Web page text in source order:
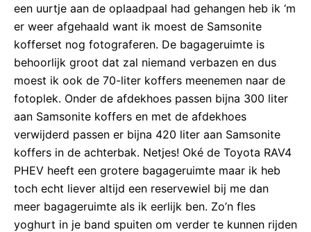
een uurtje aan de oplaadpaal had gehangen heb ik ‘m
er weer afgehaald want ik moest de Samsonite
kofferset nog fotograferen. De bagageruimte is
behoorlijk groot dat zal niemand verbazen en dus
moest ik ook de 70-liter koffers meenemen naar de
fotoplek. Onder de afdekhoes passen bijna 300 liter
aan Samsonite koffers en met de afdekhoes
verwijderd passen er bijna 420 liter aan Samsonite
koffers in de achterbak. Netjes! Oké de Toyota RAV4
PHEV heeft een grotere bagageruimte maar ik heb
toch echt liever altijd een reservewiel bij me dan
meer bagageruimte als ik eerlijk ben. Zo’n fles
yoghurt in je band spuiten om verder te kunnen rijden